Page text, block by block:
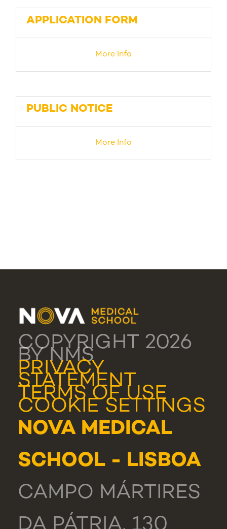
APPLICATION FORM
More Info
PUBLIC NOTICE
More Info
COPYRIGHT 2026
BY NMS
PRIVACY
STATEMENT
TERMS OF USE
COOKIE SETTINGS
NOVA MEDICAL
SCHOOL - LISBOA
CAMPO MÁRTIRES